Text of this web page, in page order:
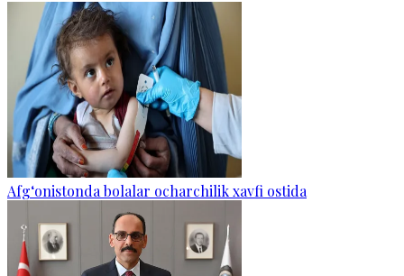
Afg‘onistonda bolalar ocharchilik xavfi ostida